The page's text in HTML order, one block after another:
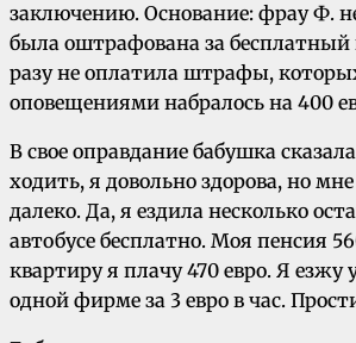
заключению. Основание: фрау Ф.
была оштрафована за бесплатный
разу не оплатила штрафы,
оповещениями набралось на 400
В свое оправдание бабушка
ходить, я довольно здорова, но
далеко. Да, я ездила несколько
автобусе бесплатно. Моя пенсия
квартиру я плачу 470 евро. Я езжу
одной фирме за 3 евро в час.